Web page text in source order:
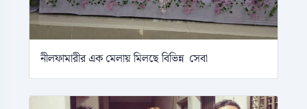
নীলফামারীর এক মেলায় মিলছে বিভিন্ন সেবা